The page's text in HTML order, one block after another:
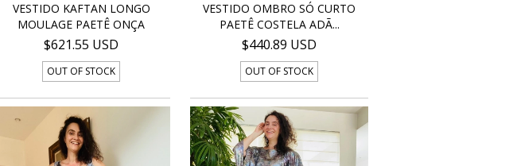
VESTIDO KAFTAN LONGO
MOULAGE PAETÊ ONÇA
$621.55 USD
OUT OF STOCK
VESTIDO OMBRO SÓ CURTO
PAETÊ COSTELA ADÃ...
$440.89 USD
OUT OF STOCK